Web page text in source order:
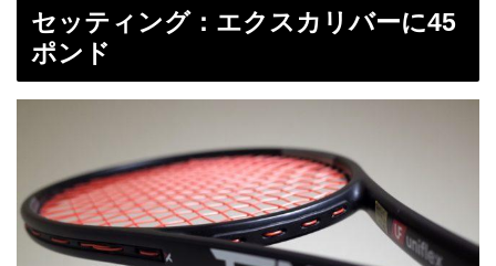
セッティング：エクスカリバーに45
ポンド